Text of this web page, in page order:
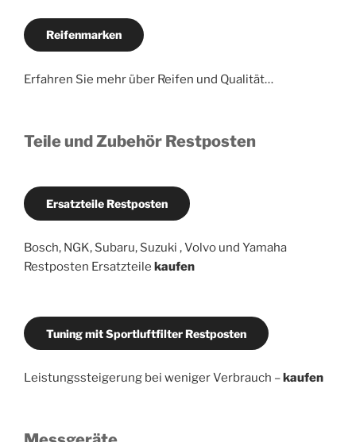
Reifenmarken
Erfahren Sie mehr über Reifen und Qualität…
Teile und Zubehör Restposten
Ersatzteile Restposten
Bosch, NGK, Subaru, Suzuki , Volvo und Yamaha
Restposten Ersatzteile kaufen
Tuning mit Sportluftfilter Restposten
Leistungssteigerung bei weniger Verbrauch –kaufen